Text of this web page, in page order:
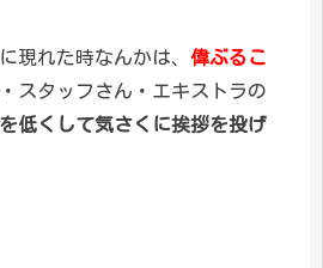
現れた時なんかは、 偉ぶるこ
スタッフさん・エキストラの
低くして気さくに挨拶を投げ